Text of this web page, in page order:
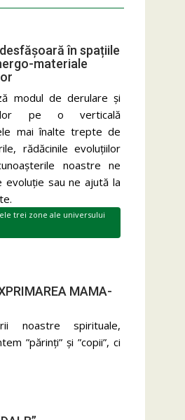
în spațiile
materiale
modul de derulare și
pe o verticală
mai înalte trepte de
rădăcinile evoluțiilor
noastre ne
sau ne ajută la
trei zone ale universului
MAMA-
noastre spirituale,
”părinți” și ”copii”, ci